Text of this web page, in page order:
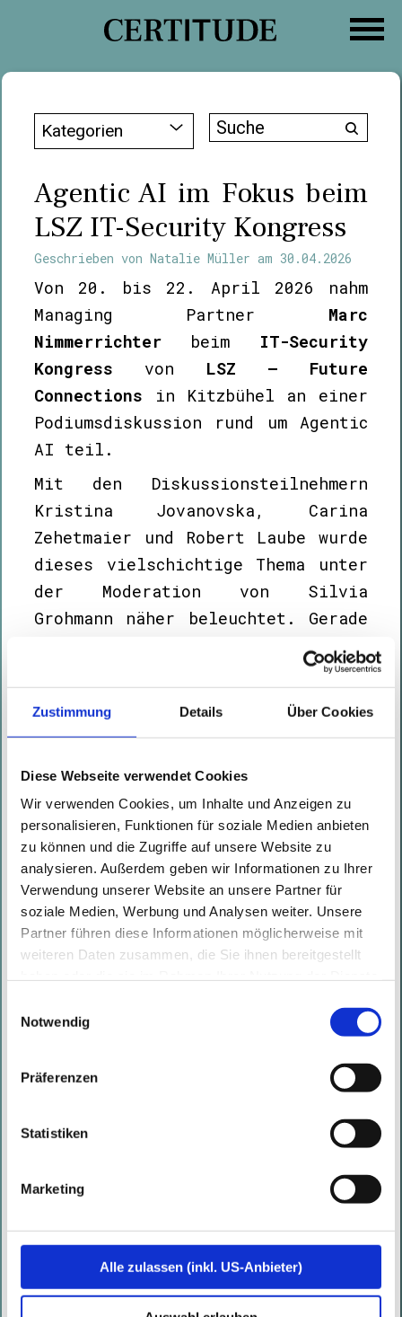
Zustimmung Details Über Cookies
Diese Webseite verwendet Cookies
Wir verwenden Cookies, um Inhalte und Anzeigen zu
personalisieren, Funktionen für soziale Medien anbieten
zu können und die Zugriffe auf unsere Website zu
analysieren. Außerdem geben wir Informationen zu Ihrer
Verwendung unserer Website an unsere Partner für
soziale Medien, Werbung und Analysen weiter. Unsere
Partner führen diese Informationen möglicherweise mit
weiteren Daten zusammen, die Sie ihnen bereitgestellt
Einwilligung nicht nur von uns, sondern auch von
Drittanbietern Daten verarbeitet, die ihren Sitz teilweise in
Notwendig
Präferenzen
Statistiken
Marketing
Alle zulassen (inkl. US-Anbieter)
Kategorien
Suche
Agentic AI im Fokus beim
LSZ IT-Security Kongress
Geschrieben vonNatalie Müller am 30.04.2026
Von 20. bis 22. April 2026 nahm
Managing Partner Marc
Nimmerrichter beim IT-Security
Kongress von LSZ – Future
Connections in Kitzbühel an einer
Podiumsdiskussion rund um Agentic
AI teil.
Mit den Diskussionsteilnehmern
Kristina Jovanovska, Carina
Zehetmaier und Robert Laube wurde
dieses vielschichtige Thema unter
der Moderation von Silvia
Grohmann näher beleuchtet. Gerade
im Kontext von Cybersecurity
zeigt sich, dass neue Technologien
wie Agentic AI sowohl Chancen als
auch neue Herausforderungen mit
Mehr über KI in der